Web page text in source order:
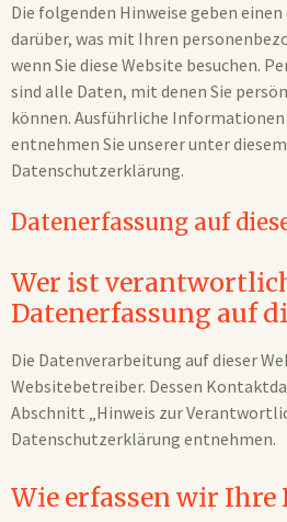
Die folgenden Hinweise geben
darüber, was mit Ihren
wenn Sie diese Website besuchen.
sind alle Daten, mit denen Sie
können. Ausführliche
entnehmen Sie unserer unter
Datenschutzerklärung.
Datenerfassung auf
Wer ist
Datenerfassung auf
Die Datenverarbeitung auf dieser
Websitebetreiber. Dessen
Abschnitt „Hinweis zur
Datenschutzerklärung entnehmen.
Wie erfassen wir Ihre